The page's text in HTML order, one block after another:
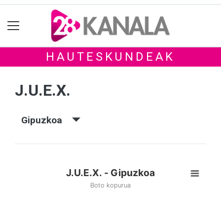
HAUTESKUNDEAK
J.U.E.X.
Gipuzkoa
J.U.E.X. - Gipuzkoa
Boto kopurua